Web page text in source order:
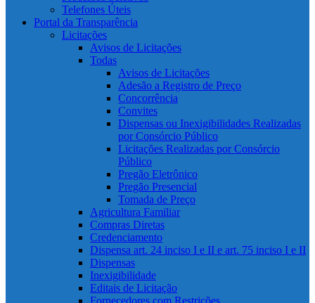
Telefones Úteis
Portal da Transparência
Licitações
Avisos de Licitações
Todas
Avisos de Licitações
Adesão a Registro de Preço
Concorrência
Convites
Dispensas ou Inexigibilidades Realizadas
por Consórcio Público
Licitações Realizadas por Consórcio
Público
Pregão Eletrônico
Pregão Presencial
Tomada de Preço
Agricultura Familiar
Compras Diretas
Credenciamento
Dispensa art. 24 inciso I e II e art. 75 inciso I e II
Dispensas
Inexigibilidade
Editais de Licitação